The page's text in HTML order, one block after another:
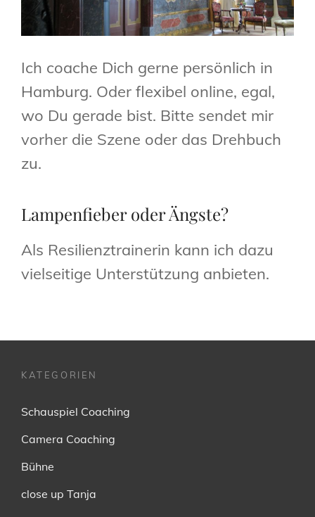
Ich coache Dich gerne persönlich in
Hamburg. Oder flexibel online, egal,
wo Du gerade bist. Bitte sendet mir
vorher die Szene oder das Drehbuch
zu.
Lampenfieber oder Ängste?
Als Resilienztrainerin kann ich dazu
vielseitige Unterstützung anbieten.
KATEGORIEN
Schauspiel Coaching
Camera Coaching
Bühne
close up Tanja